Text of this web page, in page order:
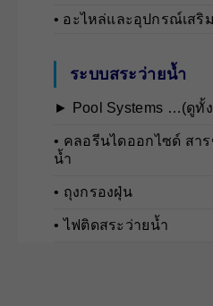
• อะไหล่และอุปกรณ์เสริ
ระบบสระว่ายน้ำ
► Pool Systems …(ดูทั้
• คลอรีนไดออกไซด์ สา
น้ำ
• ถุงกรองฝุ่น
• ไฟติดสระว่ายน้ำ